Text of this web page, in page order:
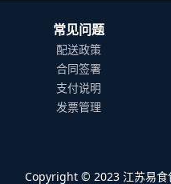
常见问题
配送政策
合同签署
支付说明
发票管理
Copyright © 2023 江苏易食